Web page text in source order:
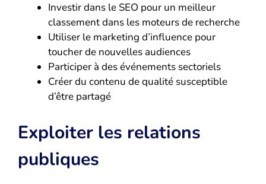
Investir dans le SEO pour un meilleur
classement dans les moteurs de recherche
Utiliser le marketing d’influence pour
toucher de nouvelles audiences
Participer à des événements sectoriels
Créer du contenu de qualité susceptible
d’être partagé
Exploiter les relations
publiques